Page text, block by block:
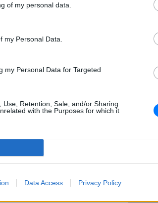
of my personal data.
my Personal Data.
my Personal Data for Targeted
Retention, Sale, and/or Sharing
with the Purposes for which it
Data Access Privacy Policy
τα
As a result of the
exact numbers are